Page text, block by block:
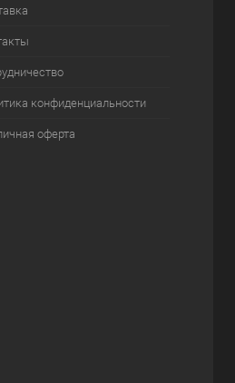
конфиденциальности
оферта